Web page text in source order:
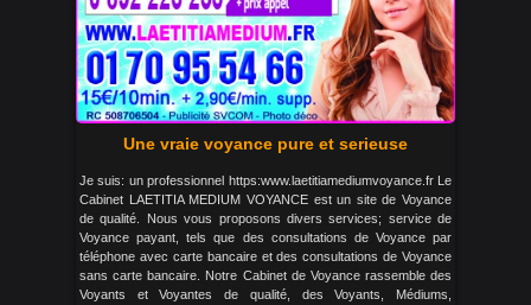
Une vraie voyance pure et serieuse
Je suis: un professionnel https:www.laetitiamediumvoyance.fr Le
Cabinet LAETITIA MEDIUM VOYANCE est un site de Voyance
de qualité. Nous vous proposons divers services; service de
Voyance payant, tels que des consultations de Voyance par
téléphone avec carte bancaire et des consultations de Voyance
sans carte bancaire. Notre Cabinet de Voyance rassemble des
Voyants et Voyantes de qualité, des Voyants, Médiums,